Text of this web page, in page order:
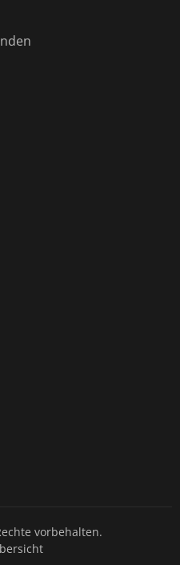
vorbehalten.